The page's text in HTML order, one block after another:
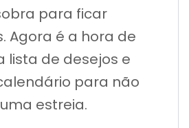
para ficar
Agora é a hora de
lista de desejos e
para não
estreia.